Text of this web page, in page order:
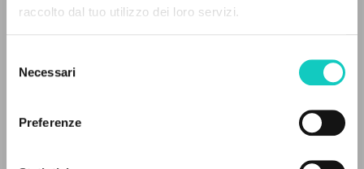
raccolto dal tuo utilizzo dei loro servizi.
delNecessari
Preferenze
Editora Universa
Pages: 236
MORE RESULTS